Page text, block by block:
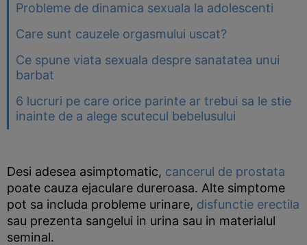
Probleme de dinamica sexuala la adolescenti
Care sunt cauzele orgasmului uscat?
Ce spune viata sexuala despre sanatatea unui
barbat
6 lucruri pe care orice parinte ar trebui sa le stie
inainte de a alege scutecul bebelusului
Desi adesea asimptomatic, cancerul de prostata
poate cauza ejaculare dureroasa. Alte simptome
pot sa includa probleme urinare, disfunctie erectila
sau prezenta sangelui in urina sau in materialul
seminal.